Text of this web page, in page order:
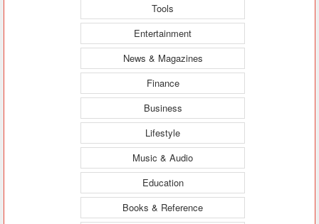
Tools
Entertainment
News & Magazines
Finance
Business
Lifestyle
Music & Audio
Education
Books & Reference